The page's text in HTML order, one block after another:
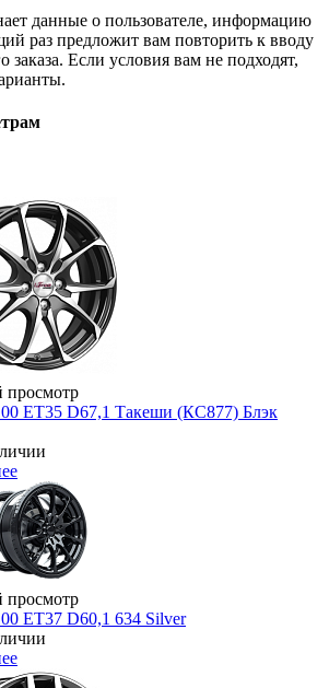
данные о пользователе, информацию
раз предложит вам повторить к вводу
Если условия вам не подходят,
просмотр
ET35 D67,1 Такеши (КС877) Блэк
просмотр
ET37 D60,1 634 Silver